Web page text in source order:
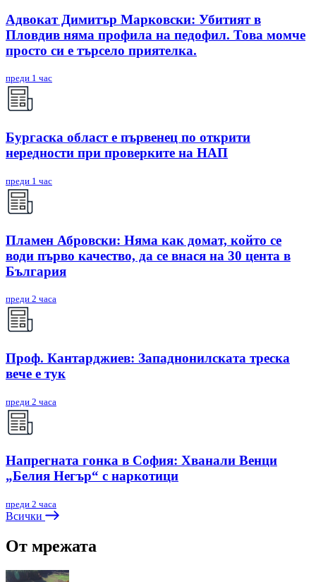
Адвокат Димитър Марковски: Убитият в
Пловдив няма профила на педофил. Това момче
просто си е търсело приятелка.
преди 1 час
Бургаска област е първенец по открити
нередности при проверките на НАП
преди 1 час
Пламен Абровски: Няма как домат, който се
води първо качество, да се внася на 30 цента в
България
преди 2 часа
Проф. Кантарджиев: Западнонилската треска
вече е тук
преди 2 часа
Напрегната гонка в София: Хванали Венци
„Белия Негър“ с наркотици
преди 2 часа
Всички
От мрежата